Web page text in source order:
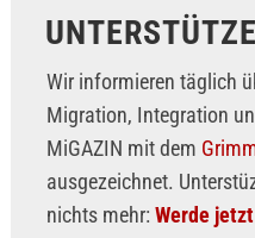
UNTERSTÜTZE
Wir informieren täglich
Migration, Integration
MiGAZIN mit dem
ausgezeichnet.
nichts mehr: Werde